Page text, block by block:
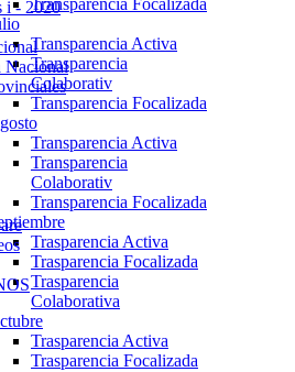
Transparencia Activa
Transparencia
Colaborativ
Transparencia Focalizada
Transparencia Activa
Transparencia
Colaborativ
Transparencia Focalizada
Trasparencia Activa
Trasparencia Focalizada
Trasparencia
Colaborativa
Trasparencia Activa
Trasparencia Focalizada
i - 2020
Nacional